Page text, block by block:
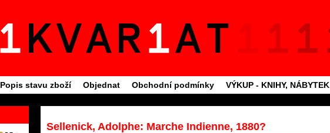
Popis stavu zboží Objednat Obchodní podmínky VÝKUP - KNIHY, NÁBYTEK
Sellenick, Adolphe: Marche Indienne, 1880?